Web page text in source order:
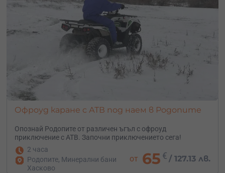
Офроуд каране с АТВ под наем в Родопите
Опознай Родопите от различен ъгъл с офроуд
приключение с АТВ. Започни приключението сега!
2 часа
Родопите, Минерални бани
Хасково
от 65 € / 127.13 лв.